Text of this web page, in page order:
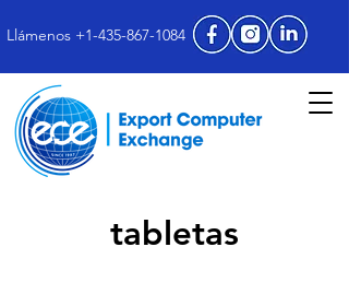
Llámenos +1-435-867-1084
tabletas